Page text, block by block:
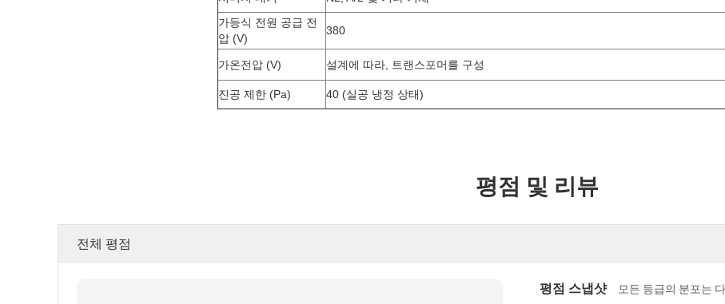
가등식 전원 공급 전
압 (V)
380
가온전압 (V) 설계에 따라, 트랜스포머를 구성
진공 제한 (Pa) 40 (실공 냉정 상태)
평점 및 리뷰
전체 평점
평점 스냅샷
모든 등급의 분포는